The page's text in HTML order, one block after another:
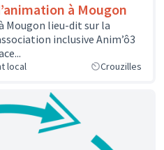
à Mougon
Mougon lieu-dit sur la
inclusive Anim’ô3
local Crouzilles